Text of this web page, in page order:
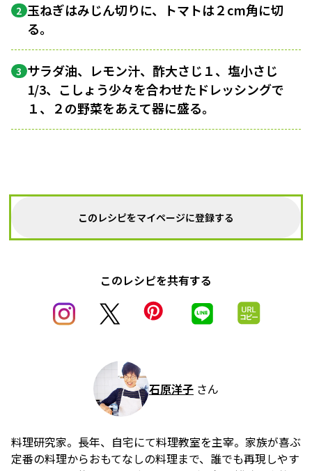
2 玉ねぎはみじん切りに、トマトは２cm角に切
る。
3 サラダ油、レモン汁、酢大さじ１、塩小さじ
1/3、こしょう少々を合わせたドレッシングで
１、２の野菜をあえて器に盛る。
このレシピをマイページに登録する
このレシピを共有する
石原洋子 さん
料理研究家。長年、自宅にて料理教室を主宰。家族が喜ぶ
定番の料理からおもてなしの料理まで、誰でも再現しやす